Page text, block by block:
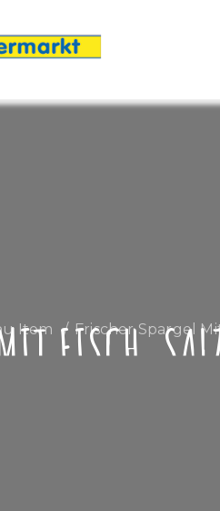
Item Frischer Spargel
FISCH,